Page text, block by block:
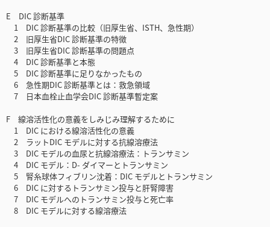
E DIC 診断基準
1 DIC 診断基準の比較（旧厚生省、ISTH、急性期）
2 旧厚生省DIC 診断基準の特徴
3 旧厚生省DIC 診断基準の問題点
4 DIC 診断基準と本態
5 DIC 診断基準に足りなかったもの
6 急性期DIC 診断基準とは：救急領域
7 日本血栓止血学会DIC 診断基準暫定案
F 線溶活性化の意義をしみじみ理解するために
1 DIC における線溶活性化の意義
2 ラットDIC モデルに対する抗線溶療法
3 DIC モデルの血尿と抗線溶療法：トランサミン
4 DIC モデル：D- ダイマーとトランサミン
5 腎糸球体フィブリン沈着：DIC モデルとトランサミン
6 DIC に対するトランサミン投与と肝腎障害
7 DIC モデルへのトランサミン投与と死亡率
8 DIC モデルに対する線溶療法